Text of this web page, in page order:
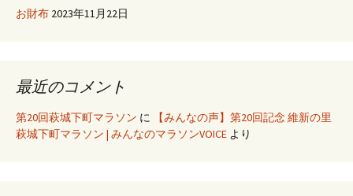
お財布 2023年11月22日
最近のコメント
第20回萩城下町マラソン に
【みんなの声】第20回記念 維新の里
萩城下町マラソン | みんなのマラソンVOICE より